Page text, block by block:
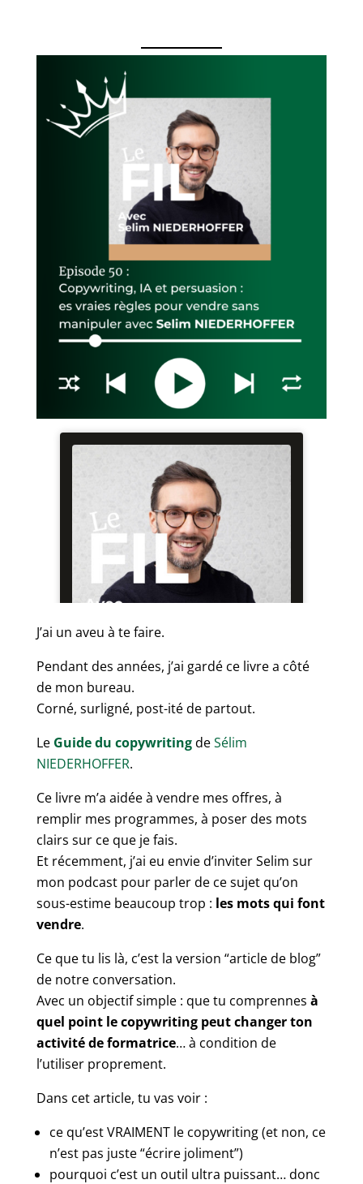
J’ai un aveu à te faire.
Pendant des années, j’ai gardé ce livre a côté
de mon bureau.
Corné, surligné, post-ité de partout.
Le Guide du copywritingdeSélim
NIEDERHOFFER.
Ce livre m’a aidée à vendre mes offres, à
remplir mes programmes, à poser des mots
clairs sur ce que je fais.
Et récemment, j’ai eu envie d’inviter Selim sur
mon podcast pour parler de ce sujet qu’on
sous-estime beaucoup trop : les mots qui font
vendre.
Ce que tu lis là, c’est la version “article de blog”
de notre conversation.
Avec un objectif simple : que tu comprennes à
quel point le copywriting peut changer ton
activité de formatrice… à condition de
l’utiliser proprement.
Dans cet article, tu vas voir :
ce qu’est VRAIMENT le copywriting (et non, ce
n’est pas juste “écrire joliment”)
pourquoi c’est un outil ultra puissant… donc